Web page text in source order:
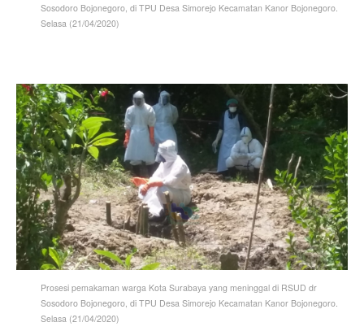
Sosodoro Bojonegoro, di TPU Desa Simorejo Kecamatan Kanor Bojonegoro.
Selasa (21/04/2020)
Prosesi pemakaman warga Kota Surabaya yang meninggal di RSUD dr
Sosodoro Bojonegoro, di TPU Desa Simorejo Kecamatan Kanor Bojonegoro.
Selasa (21/04/2020)